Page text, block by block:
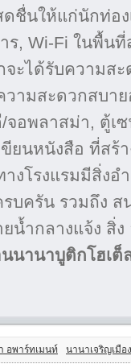
ชื่นให้แก่นักท่อง
ร, Wi-Fi ในพื้น
จะได้รับความส
ามสะดวกสบา
อพลาสม่า, ตู้เ
ขียนหนังสือ ที่สร้
งโรงแรมมีสิ่งอ
บครัน รวมถึง
น้ำกลางแจ้ง สิ่
นนานาบูติกโฮเต็
อพาร์ทเมนท์ นานาเจริญเมือง